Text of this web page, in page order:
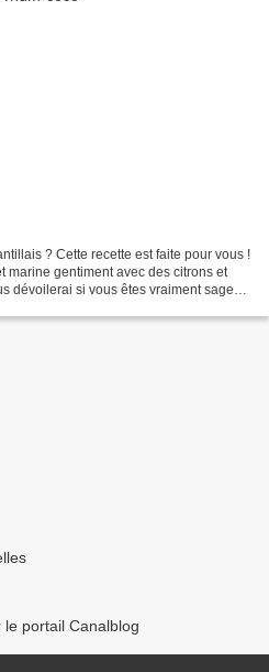
? Cette recette est faite pour vous !
marine gentiment avec des citrons et
dévoilerai si vous êtes vraiment sages
portail Canalblog